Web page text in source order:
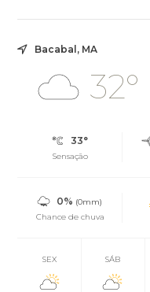
Bacabal, MA
32°
33°
Sensação
0% (0mm)
Chance de chuva
SEX SÁB